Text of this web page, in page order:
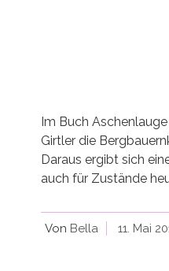
Im Buch
Girtler die
Daraus ergibt sich
auch für Zustände
Von Bella 11. Mai